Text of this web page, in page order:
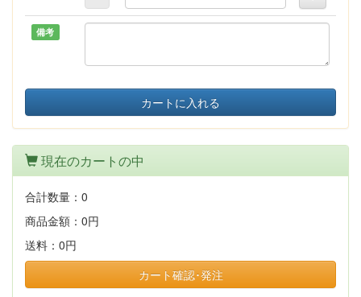
備考
カートに入れる
現在のカートの中
合計数量： 0
商品金額： 0円
送料： 0円
カート確認･発注